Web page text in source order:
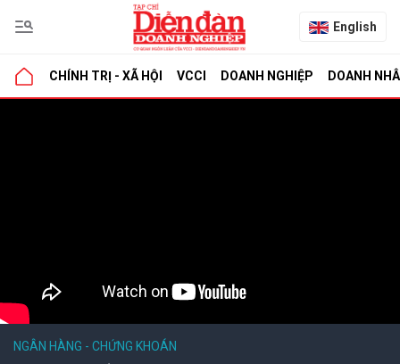
English
CHÍNH TRỊ - XÃ HỘI VCCI DOANH NGHIỆP DOANH
NGÂN HÀNG - CHỨNG KHOÁN